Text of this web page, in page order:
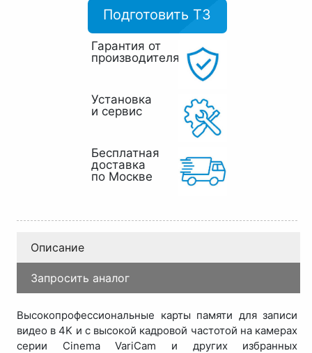
Подготовить ТЗ
Гарантия от
производителя
Установка
и сервис
Бесплатная
доставка
по Москве
Описание
Запросить аналог
Высокопрофессиональные карты памяти для записи
видео в 4K и с высокой кадровой частотой на камерах
серии Cinema VariCam и других избранных